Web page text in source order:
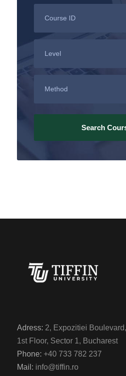
Adress: 2, Expozitiei Boulevard,
1st Floor, Sector 1, Bucharest
Phone: +40 733 782 237
Mail: info@tiffin.ro